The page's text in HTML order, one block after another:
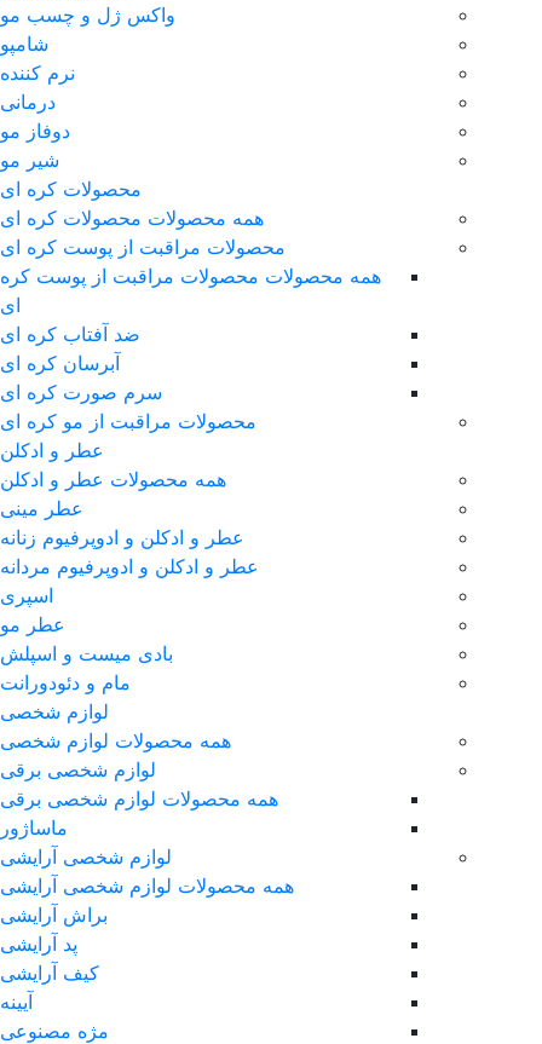
واکس ژل و چسب مو
شامپو
نرم کننده
درمانی
دوفاز مو
شیر مو
محصولات کره ای
همه محصولات محصولات کره ای
محصولات مراقبت از پوست کره ای
همه محصولات محصولات مراقبت از پوست کره
ای
ضد آفتاب کره ای
آبرسان کره ای
سرم صورت کره ای
محصولات مراقبت از مو کره ای
عطر و ادکلن
همه محصولات عطر و ادکلن
عطر مینی
عطر و ادکلن و ادوپرفیوم زنانه
عطر و ادکلن و ادوپرفیوم مردانه
اسپری
عطر مو
بادی میست و اسپلش
مام و دئودورانت
لوازم شخصی
همه محصولات لوازم شخصی
لوازم شخصی برقی
همه محصولات لوازم شخصی برقی
ماساژور
لوازم شخصی آرایشی
همه محصولات لوازم شخصی آرایشی
براش آرایشی
پد آرایشی
کیف آرایشی
آیینه
مژه مصنوعی